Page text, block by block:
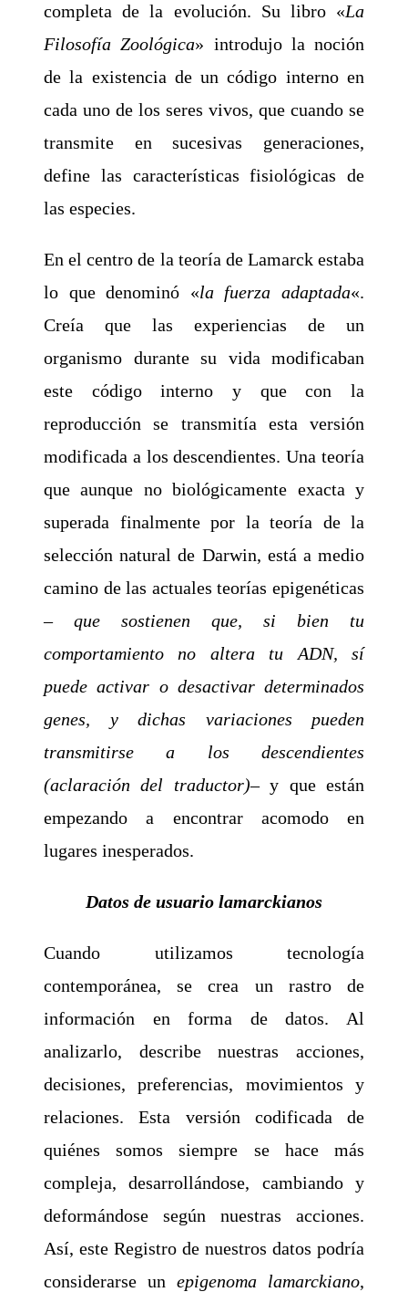
completa de la evolución. Su libro «La
Filosofía Zoológica» introdujo la noción
de la existencia de un código interno en
cada uno de los seres vivos, que cuando se
transmite en sucesivas generaciones,
define las características fisiológicas de
las especies.
En el centro de la teoría de Lamarck estaba
lo que denominó «la fuerza adaptada«.
Creía que las experiencias de un
organismo durante su vida modificaban
este código interno y que con la
reproducción se transmitía esta versión
modificada a los descendientes. Una teoría
que aunque no biológicamente exacta y
superada finalmente por la teoría de la
selección natural de Darwin, está a medio
camino de las actuales teorías epigenéticas
–que sostienen que, si bien tu
comportamiento no altera tu ADN, sí
puede activar o desactivar determinados
genes, y dichas variaciones pueden
transmitirse a los descendientes
(aclaración del traductor)– y que están
empezando a encontrar acomodo en
lugares inesperados.
Datos de usuario lamarckianos
Cuando utilizamos tecnología
contemporánea, se crea un rastro de
información en forma de datos. Al
analizarlo, describe nuestras acciones,
decisiones, preferencias, movimientos y
relaciones. Esta versión codificada de
quiénes somos siempre se hace más
compleja, desarrollándose, cambiando y
deformándose según nuestras acciones.
Así, este Registro de nuestros datos podría
considerarse un epigenoma lamarckiano,